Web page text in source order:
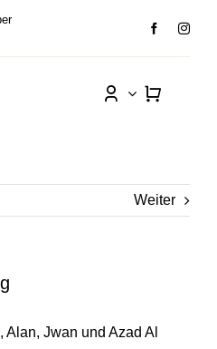
Weiter
Alan, Jwan und Azad Al